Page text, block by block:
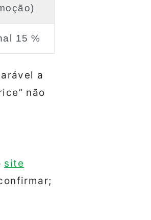
15 %
a
não
site